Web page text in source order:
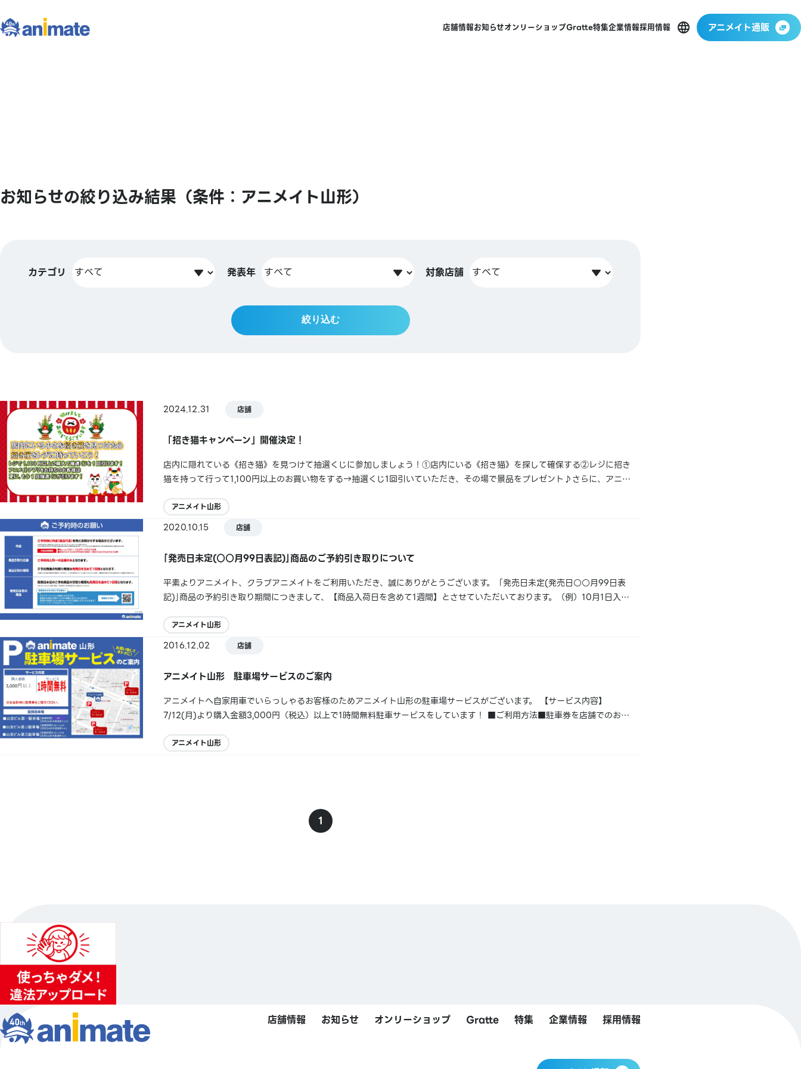
店舗情報お知らせオンリーショップGratte特集企業情報採用情報 アニメイト通販
お知らせの絞り込み結果（条件：アニメイト山形）
カテゴリ 発表年 対象店舗
絞り込む
2024.12.31 店舗
「招き猫キャンペーン」開催決定！
店内に隠れている《招き猫》を見つけて抽選くじに参加しましょう！①店内にいる《招き猫》を探して確保する②レジに招き
猫を持って行って1,100円以上のお買い物をする→抽選くじ1回引いていただき、その場で景品をプレゼント♪さらに、アニメ
ひ参加してください♪
アニメイト山形
2020.10.15 店舗
｢発売日未定(○○月99日表記)｣商品のご予約引き取りについて
平素よりアニメイト、クラブアニメイトをご利用いただき、誠にありがとうございます。「発売日未定(発売日○○月99日表
記)｣商品の予約引き取り期間につきまして、【商品入荷日を含めて1週間】とさせていただいております。（例）10月1日入荷
止の連絡を行なっていない為、HP、店頭告知、情報誌また...
アニメイト山形
2016.12.02 店舗
アニメイト山形 駐車場サービスのご案内
アニメイトへ自家用車でいらっしゃるお客様のためアニメイト山形の駐車場サービスがございます。 【サービス内容】
7/12(月)より購入金額3,000円（税込）以上で1時間無料駐車サービスをしています！ ■ご利用方法■駐車券を店舗でのお会
場・山交ビル第二駐車場・山交ビル第三駐...
アニメイト山形
1
店舗情報 お知らせ オンリーショップ Gratte 特集 企業情報 採用情報